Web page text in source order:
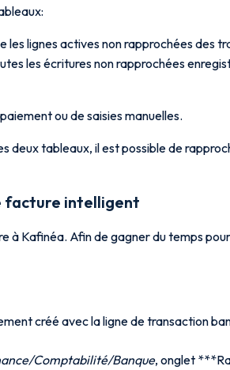
les lignes actives non rapprochées des
les écritures non rapprochées
ou de saisies manuelles.
deux tableaux, il est possible de
facture intelligent
à Kafinéa. Afin de gagner du temps
créé avec la ligne de transaction
Comptabilité/Banque, onglet